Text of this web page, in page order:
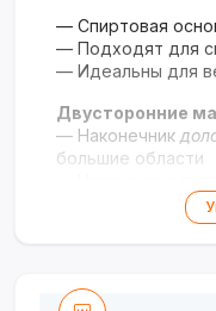
— Спиртовая
— Подходят для
— Идеальны для
Двусторонние
— Наконечник
большие области
бликов и деталей
— Устойчивы к